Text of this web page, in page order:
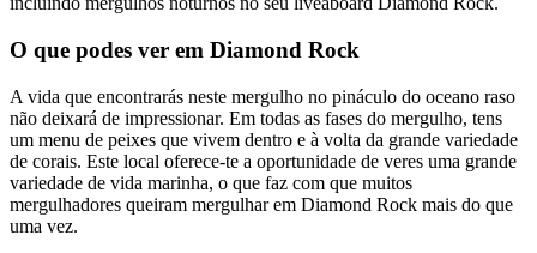
O que podes ver em Diamond Rock
A vida que encontrarás neste mergulho no pináculo do oceano raso
não deixará de impressionar. Em todas as fases do mergulho, tens
um menu de peixes que vivem dentro e à volta da grande variedade
de corais. Este local oferece-te a oportunidade de veres uma grande
variedade de vida marinha, o que faz com que muitos
mergulhadores queiram mergulhar em Diamond Rock mais do que
uma vez.